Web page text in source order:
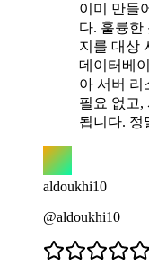
이미 만들
다. 훌륭한
지를 대상
데이터베
아 서버 리
필요 없고,
됩니다. 정
aldoukhi10
@aldoukhi10